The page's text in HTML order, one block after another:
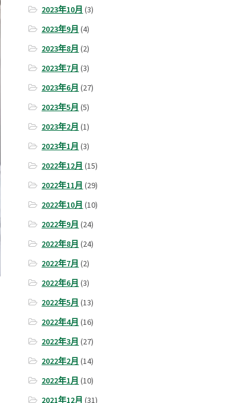
2023年10月 (3)
2023年9月 (4)
2023年8月 (2)
2023年7月 (3)
2023年6月 (27)
2023年5月 (5)
2023年2月 (1)
2023年1月 (3)
2022年12月 (15)
2022年11月 (29)
2022年10月 (10)
2022年9月 (24)
2022年8月 (24)
2022年7月 (2)
2022年6月 (3)
2022年5月 (13)
2022年4月 (16)
2022年3月 (27)
2022年2月 (14)
2022年1月 (10)
2021年12月 (31)